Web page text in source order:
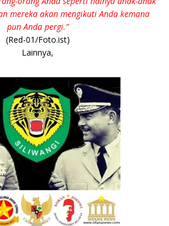
mereka akan mengikuti Anda kemana
pun Anda pergi.”
(Red-01/Foto.ist)
Lainnya,